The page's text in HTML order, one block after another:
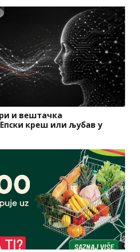
и вештачка
креш или љубав у